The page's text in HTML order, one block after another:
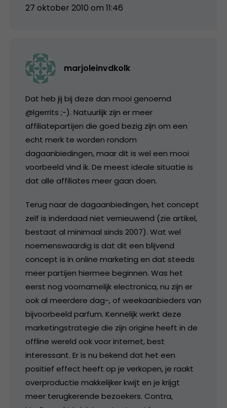
27 oktober 2010 om 11:46
marjoleinvdkolk
Dat heb jij bij deze dan mooi genoemd
@lgerrits ;-). Natuurlijk zijn er meer
affiliatepartijen die goed bezig zijn om een
echt merk te worden rondom
dagaanbiedingen, maar dit is wel een mooi
voorbeeld vind ik. De meest ideale situatie is
dat alle affiliates meer gaan doen.
Terug naar de dagaanbiedingen, het concept
zelf is inderdaad niet vernieuwend (zie artikel,
bestaat al minimaal sinds 2007). Wat wel
noemenswaardig is dat dit een blijvend
concept is in online marketing en dat steeds
meer partijen hiermee beginnen. Was het
eerst nog voornamelijk electronica, nu zijn er
ook al meerdere dag-, of weekaanbieders van
bijvoorbeeld parfum. Kennelijk werkt deze
marketingstrategie die zijn origine heeft in de
offline wereld ook voor internet, best
interessant. Er is nu bekend dat het een
positief effect heeft op je verkopen, je raakt
overproductie makkelijker kwijt en je krijgt
meer terugkerende bezoekers. Contra,